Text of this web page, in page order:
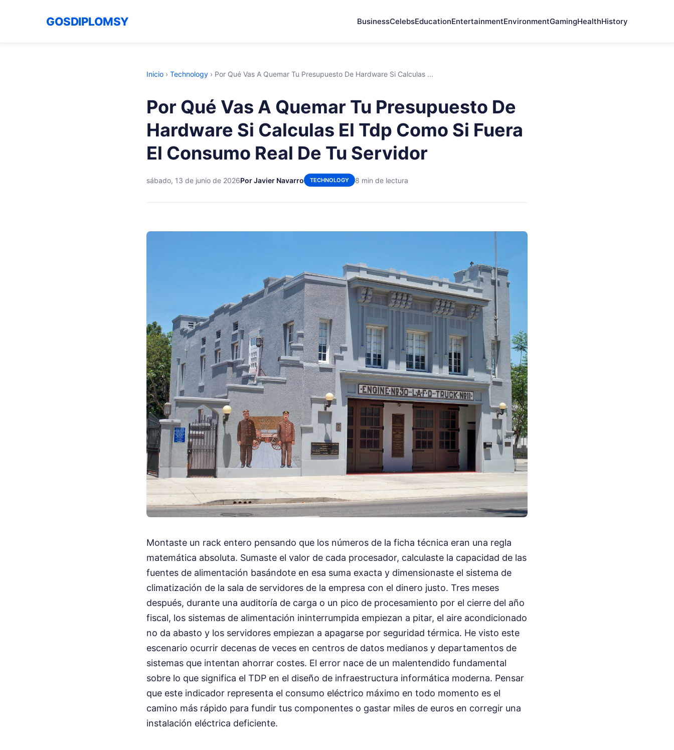
GOSDIPLOMSY BusinessCelebsEducationEntertainmentEnvironmentGamingHealthHistory
Inicio › Technology › Por Qué Vas A Quemar Tu Presupuesto De Hardware Si Calculas ...
Por Qué Vas A Quemar Tu Presupuesto De
Hardware Si Calculas El Tdp Como Si Fuera
El Consumo Real De Tu Servidor
sábado, 13 de junio de 2026Por Javier Navarro TECHNOLOGY 8 min de lectura
Montaste un rack entero pensando que los números de la ficha técnica eran una regla
matemática absoluta. Sumaste el valor de cada procesador, calculaste la capacidad de las
fuentes de alimentación basándote en esa suma exacta y dimensionaste el sistema de
climatización de la sala de servidores de la empresa con el dinero justo. Tres meses
después, durante una auditoría de carga o un pico de procesamiento por el cierre del año
fiscal, los sistemas de alimentación ininterrumpida empiezan a pitar, el aire acondicionado
no da abasto y los servidores empiezan a apagarse por seguridad térmica. He visto este
escenario ocurrir decenas de veces en centros de datos medianos y departamentos de
sistemas que intentan ahorrar costes. El error nace de un malentendido fundamental
sobre lo que significa el TDP en el diseño de infraestructura informática moderna. Pensar
que este indicador representa el consumo eléctrico máximo en todo momento es el
camino más rápido para fundir tus componentes o gastar miles de euros en corregir una
instalación eléctrica deficiente.